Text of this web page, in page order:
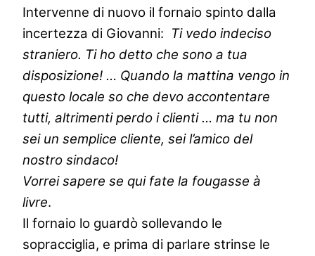
Intervenne di nuovo il fornaio spinto dalla
incertezza di Giovanni: Ti vedo indeciso
straniero. Ti ho detto che sono a tua
disposizione! … Quando la mattina vengo in
questo locale so che devo accontentare
tutti, altrimenti perdo i clienti … ma tu non
sei un semplice cliente, sei l’amico del
nostro sindaco!
Vorrei sapere se qui fate la fougasse à
livre.
Il fornaio lo guardò sollevando le
sopracciglia, e prima di parlare strinse le